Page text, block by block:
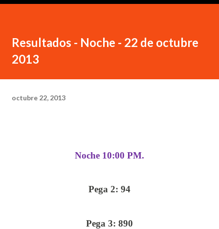
Resultados - Noche - 22 de octubre
2013
octubre 22, 2013
Noche 10:00 PM.
Pega 2: 94
Pega 3: 890